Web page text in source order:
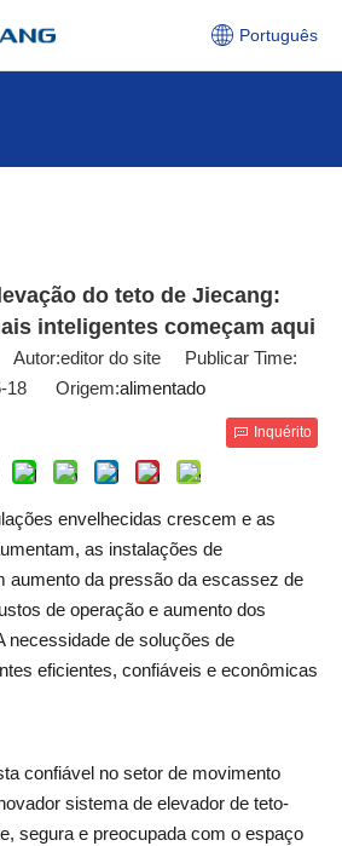
Português
do teto de Jiecang:
inteligentes começam aqui
do site Publicar Time:
18 Origem:alimentado
Inquérito
envelhecidas crescem e as
as instalações de
aumento da pressão da escassez de
de operação e aumento dos
necessidade de soluções de
eficientes, confiáveis ​​e econômicas
confiável no setor de movimento
sistema de elevador de teto-
segura e preocupada com o espaço